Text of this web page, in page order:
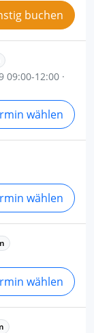
buchen
09:00-12:00 ·
wählen
wählen
wählen